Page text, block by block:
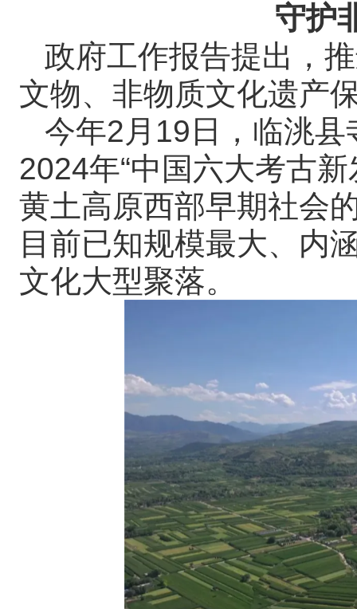
守护
政府工作报告提出，
文物、非物质文化遗产
今年2月19日，临洮
2024年“中国六大考古
黄土高原西部早期社会
目前已知规模最大、内
文化大型聚落。